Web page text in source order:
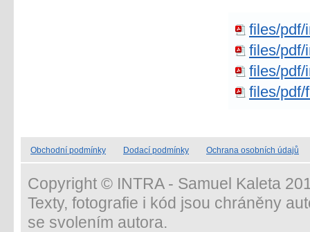
files/pdf/
files/pdf/
files/pdf/
files/pdf/
Obchodní podmínky Dodací podmínky Ochrana osobních údajů
Copyright © INTRA - Samuel Kaleta
Texty, fotografie i kód jsou chráněny
se svolením autora.